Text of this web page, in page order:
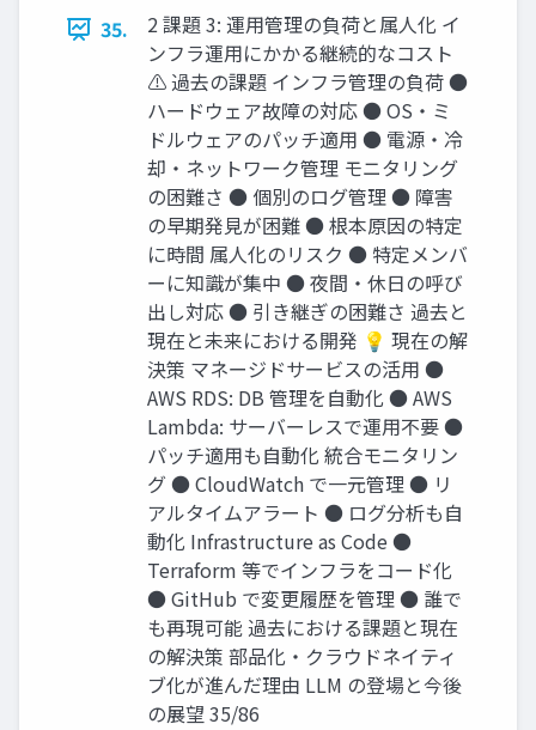
35.
2 課題 3: 運用管理の負荷と属人化 イ
ンフラ運用にかかる継続的なコスト
⚠️ 過去の課題 インフラ管理の負荷 ●
ハードウェア故障の対応 ● OS・ミ
ドルウェアのパッチ適用 ● 電源・冷
却・ネットワーク管理 モニタリング
の困難さ ● 個別のログ管理 ● 障害
の早期発見が困難 ● 根本原因の特定
に時間 属人化のリスク ● 特定メンバ
ーに知識が集中 ● 夜間・休日の呼び
出し対応 ● 引き継ぎの困難さ 過去と
現在と未来における開発 💡 現在の解
決策 マネージドサービスの活用 ●
AWS RDS: DB 管理を自動化 ● AWS
Lambda: サーバーレスで運用不要 ●
パッチ適用も自動化 統合モニタリン
グ ● CloudWatch で一元管理 ● リ
アルタイムアラート ● ログ分析も自
動化 Infrastructure as Code ●
Terraform 等でインフラをコード化
● GitHub で変更履歴を管理 ● 誰で
も再現可能 過去における課題と現在
の解決策 部品化・クラウドネイティ
ブ化が進んだ理由 LLM の登場と今後
の展望 35/86